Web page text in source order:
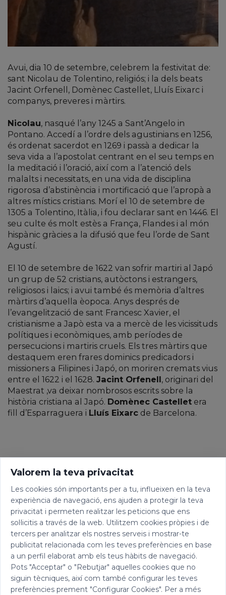
Avui, dia 10 de setembre, celebrem la festivitat de:
sant Nicolau de Tolentino, religiós; i la dels beats
Jacint Orfenell, Domènec Castellet, Lluís Eixarc i
companys, preveres i màrtirs.
Nicolau, nasqué l’any 1245 a Sant’Angelo in
Pontano. Accedí a l’ordre dels agustinians en 1256,
és ordenat sacerdot en 1269 i passà a dedicar la
seva vida a l’apostolat centrant en el seu temps en
la meditació i l’oració, així com a l’atenció dels
malalts i necessitats, en una vida de disciplina
rigorosa d’abstinència i mortificació que l’apropà a
altres místics cristians. Morí el 10 de setembre de
1305 a Tolentino, Itàlia, i fou declarar sant en 1446. El
seu culte és molt estès a França, Flandes i al món
hispànic gràcies a la difusió que feu l’orde de Sant
Agustí.
El 10 de setembre de 1622 van sofrir martiri al Japó
un grup de 52 cristians, autòctons i estrangers,
religiosos i laics; i avui també és memòria d’altres
màrtirs d’aquella èopoca. Anys després de
l’evangelització de sant Francesc Xavier, el
cristianisme a Japò esta va a mercè de les vicissituds
polítiques i econòmiques, amb períodes de
persecucions i martiris cruels. Els tres màrtirs que
destaquem eren frares dominics predicadors i
missioners a Filipines i Japó, on moriren cremats vius
entre el 1622 i el 1628. Jacint Orfenell, originari del
Maestrat ,va deixar nombrosos escrits sobre la
història cristiana al Japó. Domènec Castellet era
fill d’Esparraguera i Lluís Eixarc de Barcelona.
Valorem la teva privacitat
Les cookies són importants per a tu, influeixen en la teva
experiència de navegació, ens ajuden a protegir la teva
privacitat i permeten realitzar les peticions que ens
sol·licitis a través de la web. Utilitzem cookies pròpies i de
tercers per analitzar els nostres serveis i mostrar-te
publicitat relacionada com les teves preferències en base
a un perfil elaborat amb els teus hàbits de navegació.
Pots "Acceptar" o "Rebutjar" aquelles cookies que no
siguin tècniques, així com també configurar les teves
preferències prement "Configurar Cookies". Per a més